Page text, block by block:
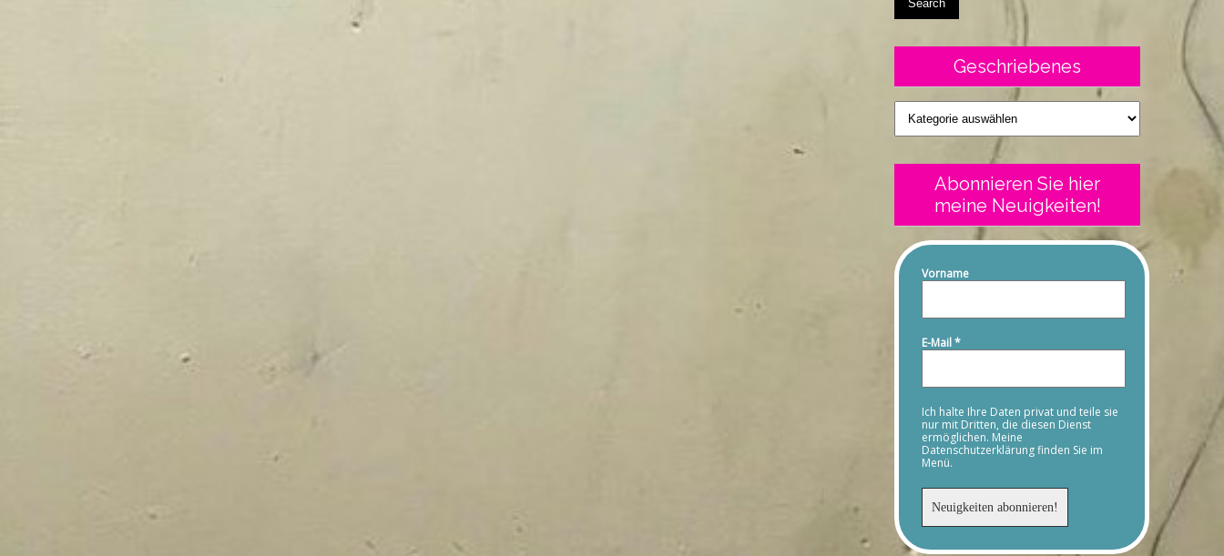
Geschriebenes
Geschriebenes
Abonnieren Sie hier
meine Neuigkeiten!
Vorname
E-Mail*
Ich halte Ihre Daten privat und teile sie
nur mit Dritten, die diesen Dienst
ermöglichen. Meine
Datenschutzerklärung finden Sie im
Menü.